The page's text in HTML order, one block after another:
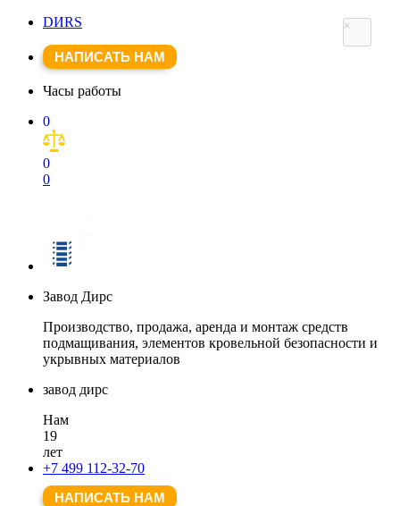
DИRS
НАПИСАТЬ НАМ
Часы работы
0
0
0
Завод Дирс
Производство, продажа, аренда и монтаж средств
подмащивания, элементов кровельной безопасности и
укрывных материалов
завод дирс
Нам
19
лет
+7 499 112-32-70
НАПИСАТЬ НАМ
×